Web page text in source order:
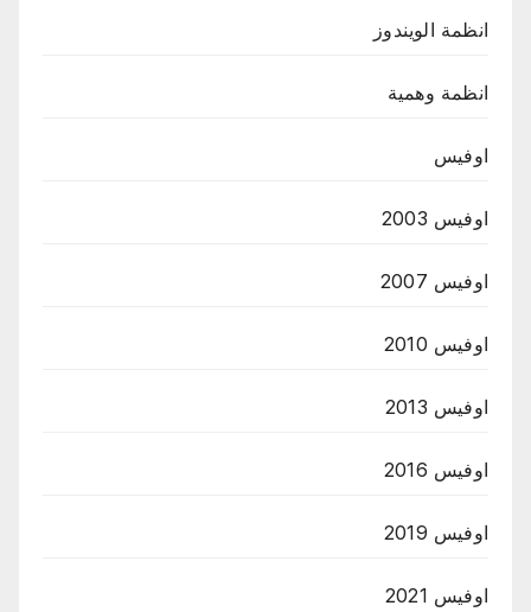
انظمة الويندوز
انظمة وهمية
اوفيس
اوفيس 2003
اوفيس 2007
اوفيس 2010
اوفيس 2013
اوفيس 2016
اوفيس 2019
اوفيس 2021